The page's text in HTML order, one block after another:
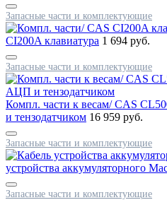
Запасные части и комплектующие
CI200A клавиатура 1 694 руб.
Запасные части и комплектующие
Компл. части к весам/ CAS
и тензодатчиком 16 959 руб.
Запасные части и комплектующие
устройства аккумуляторного
Запасные части и комплектующие